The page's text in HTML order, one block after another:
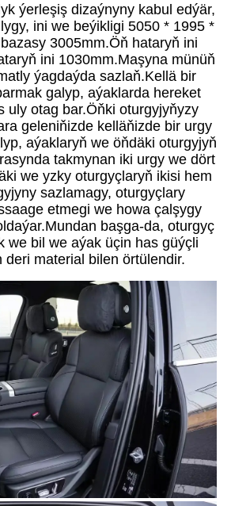
ýerleşiş dizaýnyny kabul edýär,
ini we beýikligi 5050 * 1995 *
3005mm.Öň hataryň ini
ini 1030mm.Maşyna münüň
ýagdaýda sazlaň.Kellä bir
galyp, aýaklarda hereket
uly otag bar.Öňki oturgyjyňyzy
geleniňizde kelläňizde bir urgy
aýaklaryň we öňdäki oturgyjyň
takmynan iki urgy we dört
we yzky oturgyçlaryň ikisi hem
sazlamagy, oturgyçlary
etmegi we howa çalşygy
başga-da, oturgyç
we bil we aýak üçin has güýçli
deri material bilen örtülendir.